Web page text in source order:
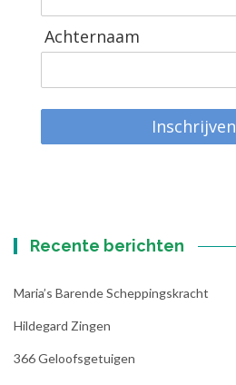
Achternaam
Inschrijven
Recente berichten
Maria’s Barende Scheppingskracht
Hildegard Zingen
366 Geloofsgetuigen